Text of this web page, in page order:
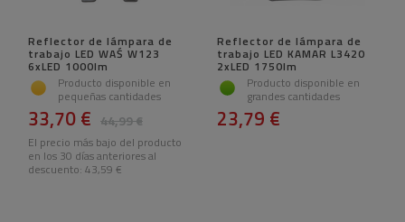
Reflector de lámpara de
trabajo LED WAŚ W123
6xLED 1000lm
Producto disponible en
pequeñas cantidades
44,99 €
33,70 €
El precio más bajo del producto
en los 30 días anteriores al
descuento: 43,59 €
Reflector de lámpara de
trabajo LED KAMAR L3420
2xLED 1750lm
Producto disponible en
grandes cantidades
23,79 €